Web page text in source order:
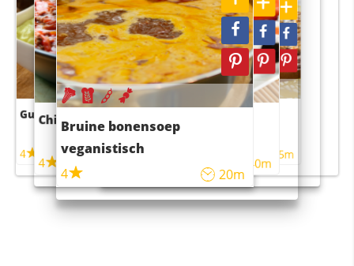
Guacamole
4
Chili con carne
4 45m
Bruine bonensoep
veganistisch
4
20m
Sushi rijstsalade
maaltijdsalade
40m
4 55m